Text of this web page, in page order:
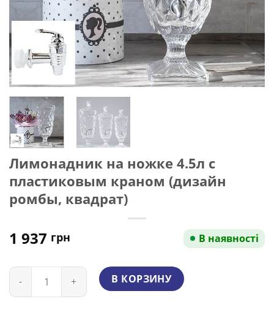
Лимонадник на ножке 4.5л с
пластиковым краном (дизайн
ромбы, квадрат)
1 937 грн В наявності
Количество В КОРЗИНУ